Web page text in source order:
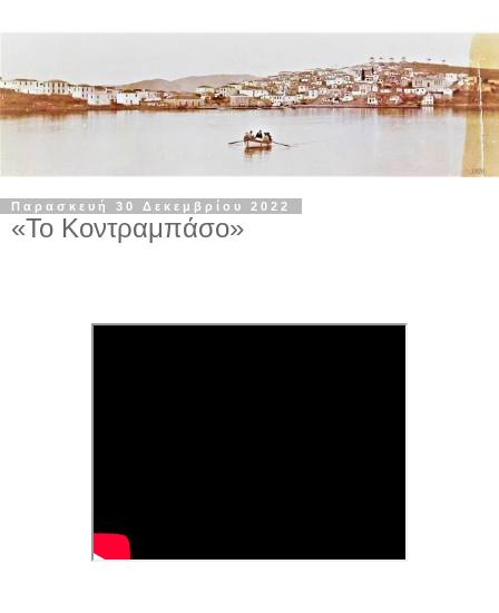
Παρασκευή 30 Δεκεμβρίου 2022
«Το Κοντραμπάσο»